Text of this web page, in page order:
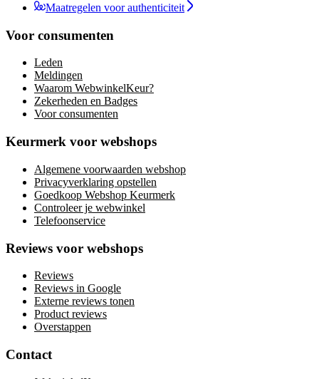
Maatregelen voor authenticiteit
Voor consumenten
Leden
Meldingen
Waarom WebwinkelKeur?
Zekerheden en Badges
Voor consumenten
Keurmerk voor webshops
Algemene voorwaarden webshop
Privacyverklaring opstellen
Goedkoop Webshop Keurmerk
Controleer je webwinkel
Telefoonservice
Reviews voor webshops
Reviews
Reviews in Google
Externe reviews tonen
Product reviews
Overstappen
Contact